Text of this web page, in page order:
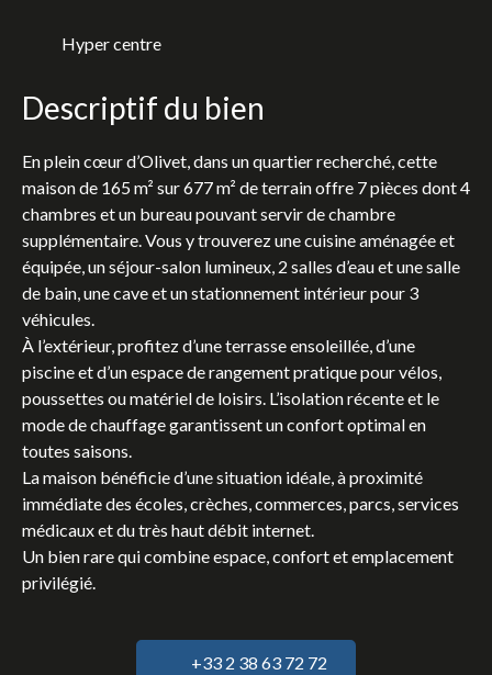
Hyper centre
Descriptif du bien
En plein cœur d’Olivet, dans un quartier recherché, cette
maison de 165 m² sur 677 m² de terrain offre 7 pièces dont 4
chambres et un bureau pouvant servir de chambre
supplémentaire. Vous y trouverez une cuisine aménagée et
équipée, un séjour-salon lumineux, 2 salles d’eau et une salle
de bain, une cave et un stationnement intérieur pour 3
véhicules.
À l’extérieur, profitez d’une terrasse ensoleillée, d’une
piscine et d’un espace de rangement pratique pour vélos,
poussettes ou matériel de loisirs. L’isolation récente et le
mode de chauffage garantissent un confort optimal en
toutes saisons.
La maison bénéficie d’une situation idéale, à proximité
immédiate des écoles, crèches, commerces, parcs, services
médicaux et du très haut débit internet.
Un bien rare qui combine espace, confort et emplacement
privilégié.
+33 2 38 63 72 72